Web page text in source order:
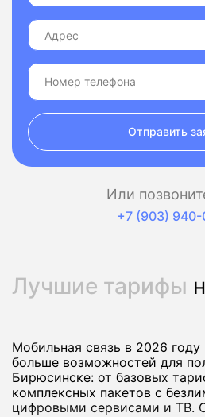
Отправить
Или
+7 (903)
Лучшие тарифы
Мобильная связь в 2026
больше возможностей для
Бирюсинске: от базовых
комплексных пакетов с
цифровыми сервисами и ТВ.